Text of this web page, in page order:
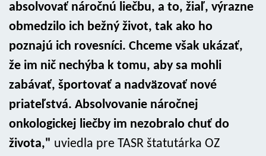
absolvovať náročnú liečbu, a to, žiaľ, výrazne
obmedzilo ich bežný život, tak ako ho
poznajú ich rovesníci. Chceme však ukázať,
že im nič nechýba k tomu, aby sa mohli
zabávať, športovať a nadväzovať nové
priateľstvá. Absolvovanie náročnej
onkologickej liečby im nezobralo chuť do
života," uviedla pre TASR štatutárka OZ